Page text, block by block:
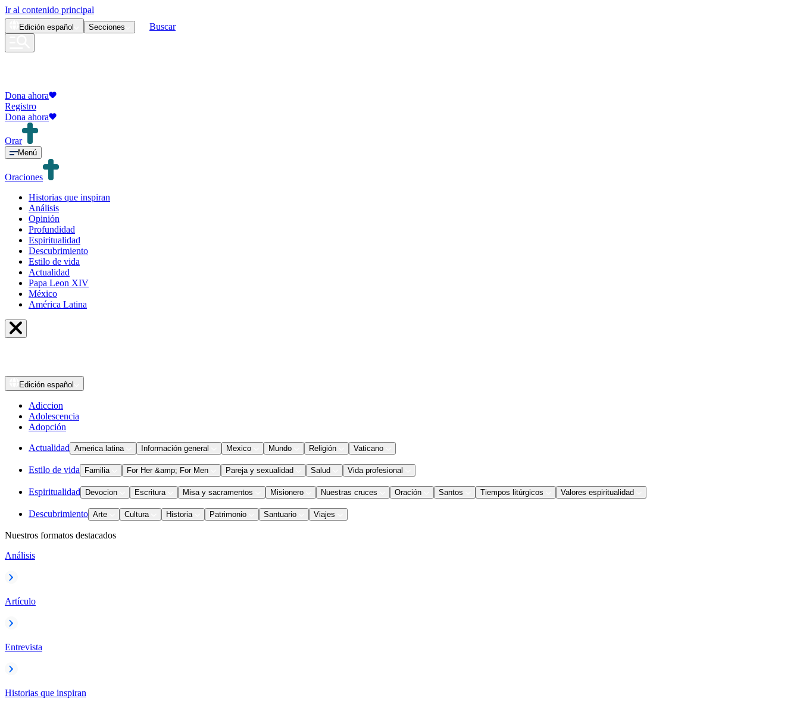
Ir al contenido principal
Edición español Secciones Buscar
Dona ahora
Registro
Dona ahora
Orar
Menú
Oraciones
Historias que inspiran
Análisis
Opinión
Profundidad
Espiritualidad
Descubrimiento
Estilo de vida
Actualidad
Papa Leon XIV
México
América Latina
Edición español
Adiccion
Adolescencia
Adopción
Actualidad America latina Información general Mexico Mundo Religión Vaticano
Estilo de vida Familia For Her &amp; For Men Pareja y sexualidad Salud Vida profesional
Espiritualidad Devocion Escritura Misa y sacramentos Misionero Nuestras cruces Oración Santos Tiempos litúrgicos Valores espiritualidad
Descubrimiento Arte Cultura Historia Patrimonio Santuario Viajes
Nuestros formatos destacados
Análisis
Artículo
Entrevista
Historias que inspiran